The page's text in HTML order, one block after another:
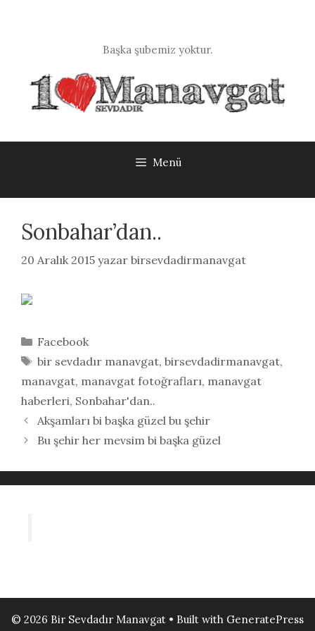
Başka şubemiz yoktur.
Menü
Sonbahar’dan..
20 Aralık 2015 yazar birsevdadirmanavgat
Kategoriler
Facebook
Etiketler
bir sevdadır manavgat, birsevdadirmanavgat,
manavgat, manavgat fotoğrafları, manavgat
haberleri, Sonbahar'dan..
Akşamları bi başka güzel bu şehir
Bu şehir her mevsim bi başka güzel
© 2026 Bir Sevdadır Manavgat • Built with GeneratePress